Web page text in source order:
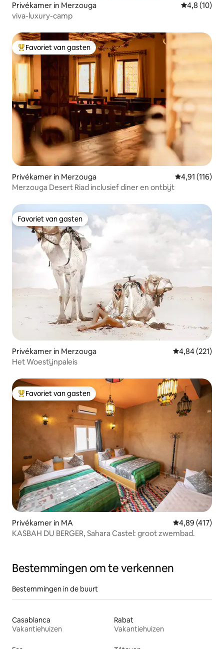
Privékamer in Merzouga
4,8 (10)
viva-luxury-camp
Topfavoriet van gasten
Favoriet van gasten
Privékamer in Merzouga Gemiddelde
4,91 (116)
Merzouga Desert Riad inclusief diner en ontbijt
Favoriet van gasten
Favoriet van gasten
Privékamer in Merzouga Gemiddelde
4,84 (221)
Het Woestijnpaleis
Topfavoriet van gasten
Favoriet van gasten
Privékamer in MA Gemiddelde
4,89 (417)
KASBAH DU BERGER, Sahara Castel: groot zwembad.
Bestemmingen om te verkennen
Bestemmingen in de buurt
Casablanca
Vakantiehuizen
Rabat
Vakantiehuizen